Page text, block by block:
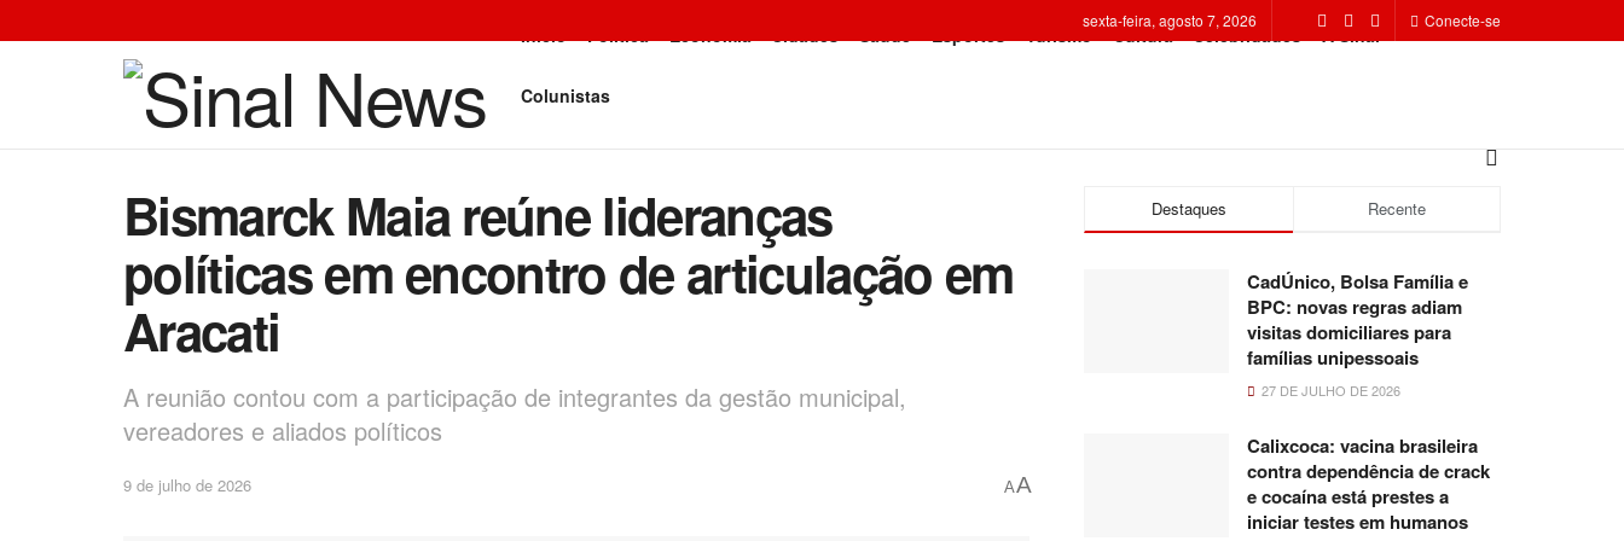
sexta-feira, agosto 7, 2026 Conecte-se
Turismo Cultura Celebridades A Sinal
Colunistas
Bismarck Maia reúne lideranças
políticas em encontro de articulação em
Aracati
A reunião contou com a participação de integrantes da gestão municipal,
vereadores e aliados políticos
9 de julho de 2026 AA
Destaques Recente
CadÚnico, Bolsa Família e
BPC: novas regras adiam
visitas domiciliares para
famílias unipessoais
27 DE JULHO DE 2026
Calixcoca: vacina brasileira
contra dependência de crack
e cocaína está prestes a
iniciar testes em humanos